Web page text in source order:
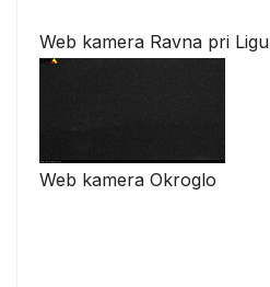
Web kamera Ravna pri Ligu
Web kamera Okroglo